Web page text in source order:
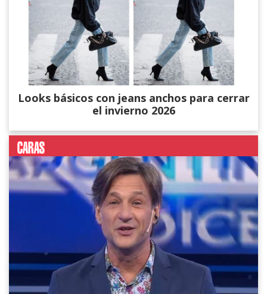
Looks básicos con jeans anchos para cerrar
el invierno 2026